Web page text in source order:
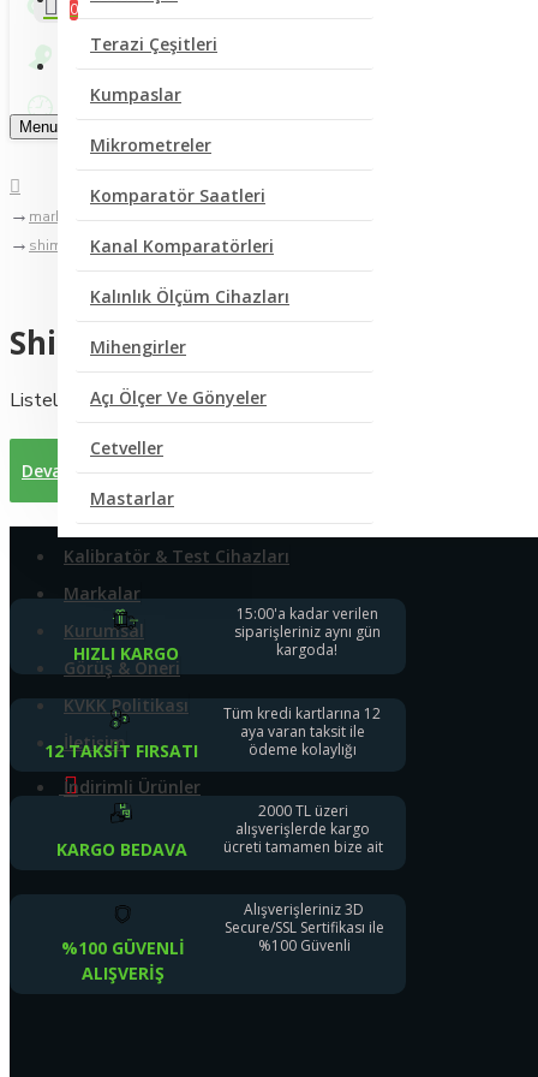
0
Terazi Çeşitleri
Kumpaslar
Mikrometreler
Komparatör Saatleri
Kanal Komparatörleri
Kalınlık Ölçüm Cihazları
Mihengirler
Açı Ölçer Ve Gönyeler
Cetveller
Mastarlar
Anemometre - Hava Hızı Ölçer
Büyüteç Ve Mikroskop
Yüzey Pürüzlülük Ölçüm Cihazları
Video Broskop Cihazları
Takometreler
Multimetreler
Pens Ampermetreler
Shore Cihazları
Kalibratör & Test Cihazları
Markalar
Kurumsal
Görüş & Öneri
KVKK Politikası
İletişim
İndirimli Ürünler
Bize Yazın
Menu
markalar
shimadzu
Shimadzu
Listelenecek bir ürün yok
Devam
HIZLI KARGO
15:00'a kadar verilen
siparişleriniz aynı gün
kargoda!
12 TAKSIT FIRSATI
Tüm kredi kartlarına 12
aya varan taksit ile
ödeme kolaylığı
KARGO BEDAVA
2000 TL üzeri
alışverişlerde kargo
ücreti tamamen bize ait
%100 GÜVENLI
ALIŞVERIŞ
Alışverişleriniz 3D
Secure/SSL Sertifikası ile
%100 Güvenli